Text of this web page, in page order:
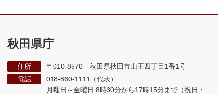
秋田県庁
住所
〒010-8570 秋田県秋田市山王四丁目1番1号
電話
018-860-1111（代表）
月曜日～金曜日 8時30分から17時15分まで （祝日・